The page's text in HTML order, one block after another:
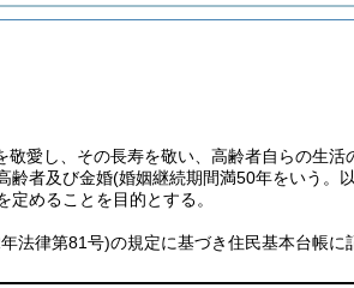
愛し、その長寿を敬い、高齢者自らの生
齢者及び金婚(婚姻継続期間満50年をいう。
めることを目的とする。
法律第81号)の規定に基づき住民基本台帳に